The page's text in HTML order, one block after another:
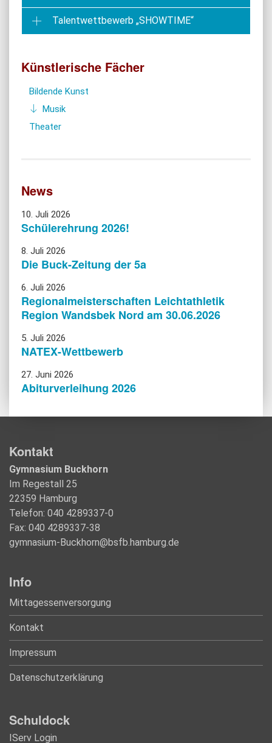
Talentwettbewerb „SHOWTIME“
Künstlerische Fächer
Bildende Kunst
Musik
Theater
News
10. Juli 2026
Schülerehrung 2026!
8. Juli 2026
Die Buck-Zeitung der 5a
6. Juli 2026
Regionalmeisterschaften Leichtathletik
Region Wandsbek Nord am 30.06.2026
5. Juli 2026
NATEX-Wettbewerb
27. Juni 2026
Abiturverleihung 2026
Kontakt
Gymnasium Buckhorn
Im Regestall 25
22359 Hamburg
Telefon: 040 4289337-0
Fax: 040 4289337-38
gymnasium-Buckhorn@bsfb.hamburg.de
Info
Mittagessenversorgung
Kontakt
Impressum
Datenschutzerklärung
Schuldock
IServ Login